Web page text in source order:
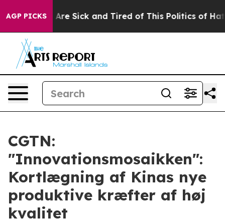
AGP PICKSAre Sick and Tired of This Politics of Hatred”
CGTN:
"Innovationsmosaikken":
Kortlægning af Kinas nye
produktive kræfter af høj
kvalitet